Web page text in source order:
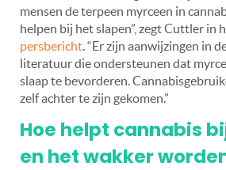
mensen de terpeen myrceen in
helpen bij het slapen”, zegt Cuttler in
persbericht. “Er zijn aanwijzingen in
literatuur die ondersteunen dat
slaap te bevorderen.
zelf achter te zijn gekomen.”
Hoe helpt cannabis
en het wakker